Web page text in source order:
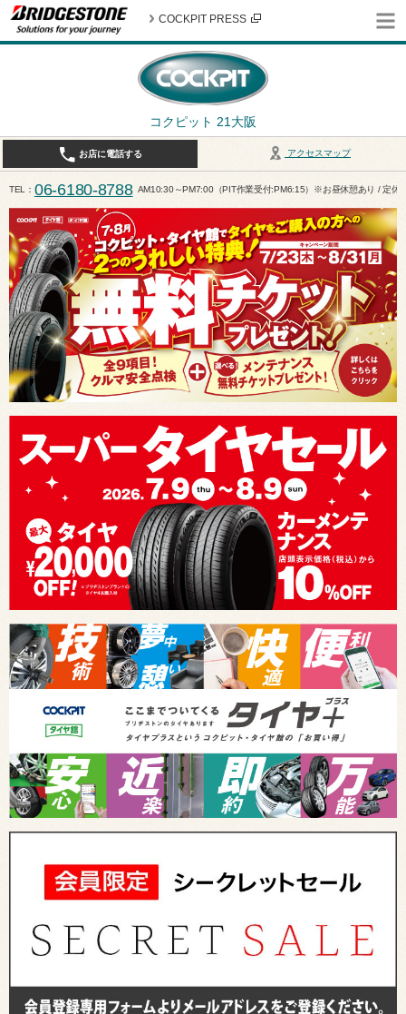
コクピット 21大阪
COCKPIT PRESS
アクセスマップ
お店に電話する
TEL 06-6180-8788 AM10:30～PM7:00（PIT作業受付:PM6:15）※お昼休憩あり / 定休